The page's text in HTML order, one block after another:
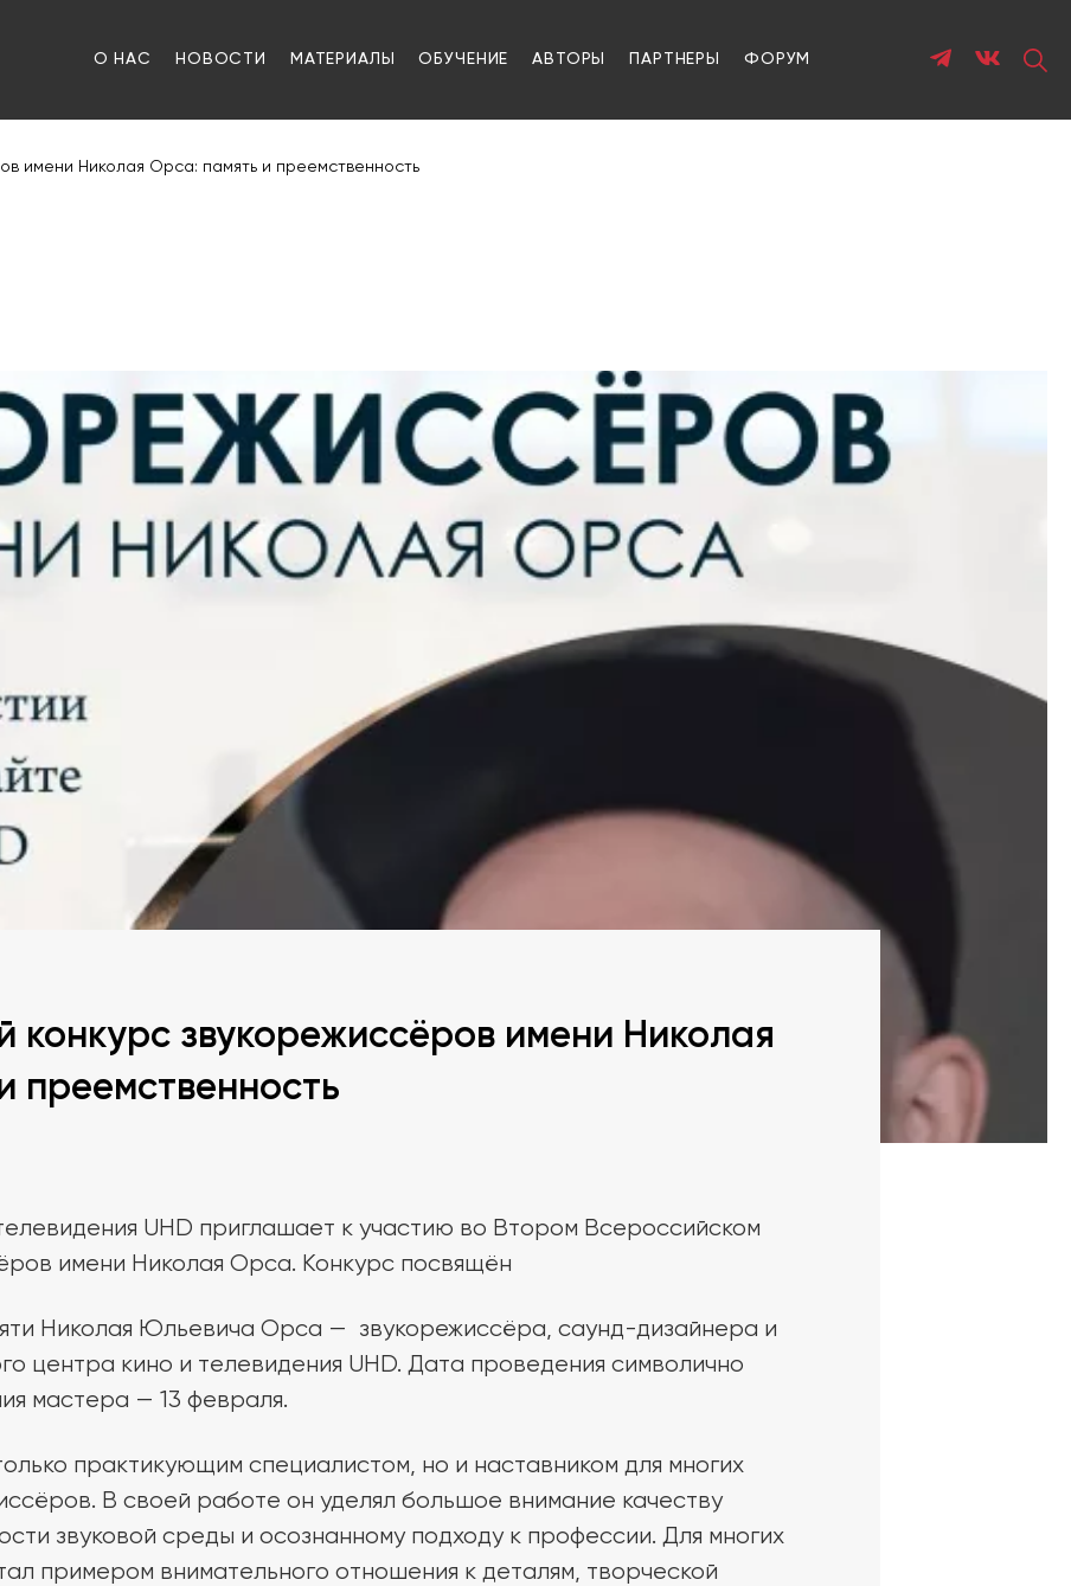
О НАС НОВОСТИ МАТЕРИАЛЫ ОБУЧЕНИЕ АВТОРЫ ПАРТНЕРЫ ФОРУМ
имени Николая Орса: память и преемственность
конкурс звукорежиссёров имени Николая
преемственность
UHD приглашает к участию во Втором Всероссийском
имени Николая Орса. Конкурс посвящён
Николая Юльевича Орса — звукорежиссёра, саунд-дизайнера и
центра кино и телевидения UHD. Дата проведения символично
мастера — 13 февраля.
практикующим специалистом, но и наставником для многих
В своей работе он уделял большое внимание качеству
звуковой среды и осознанному подходу к профессии. Для многих
примером внимательного отношения к деталям, творческой